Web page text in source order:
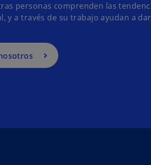
personas comprenden las
y a través de su trabajo ayudan a